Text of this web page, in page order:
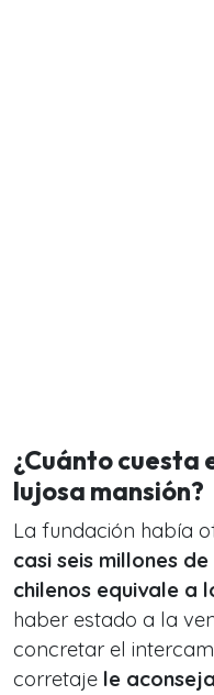
¿Cuánto cuesta
lujosa mansión?
La fundación había
casi seis millones
chilenos equivale a
haber estado a la
concretar el
corretaje le